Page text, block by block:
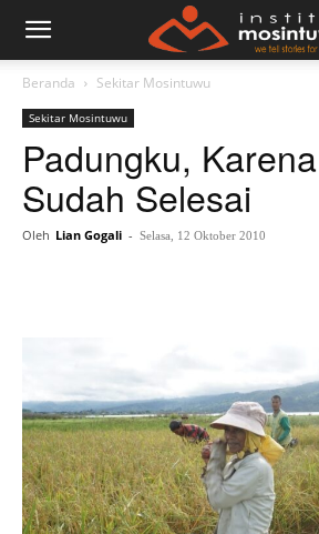
Beranda Sekitar Mosintuwu
Sekitar Mosintuwu
Padungku,
Sudah Selesai
Oleh Lian Gogali - Selasa, 12 Oktober 2010